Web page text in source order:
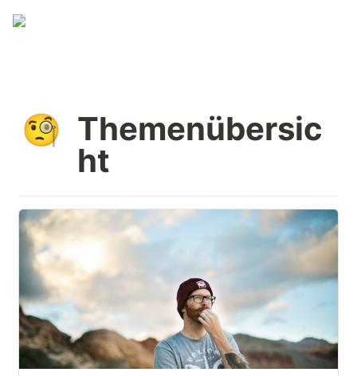
🧐 Themenübersic
ht
Mindset